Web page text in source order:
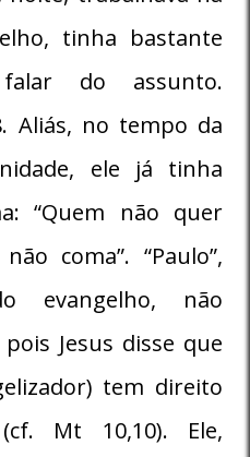
tinha bastante
do assunto.
Aliás, no tempo da
ele já tinha
“Quem não quer
coma”. “Paulo”,
evangelho, não
Jesus disse que
tem direito
Mt 10,10). Ele,